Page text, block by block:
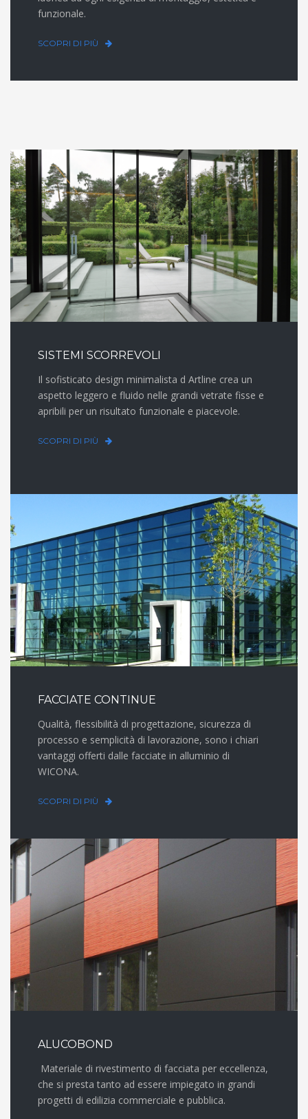
funzionale.
SCOPRI DI PIÙ
SISTEMI SCORREVOLI
Il sofisticato design minimalista d Artline crea un
aspetto leggero e fluido nelle grandi vetrate fisse e
apribili per un risultato funzionale e piacevole.
SCOPRI DI PIÙ
FACCIATE CONTINUE
Qualità, flessibilità di progettazione, sicurezza di
processo e semplicità di lavorazione, sono i chiari
vantaggi offerti dalle facciate in alluminio di
WICONA.
SCOPRI DI PIÙ
ALUCOBOND
Materiale di rivestimento di facciata per eccellenza,
che si presta tanto ad essere impiegato in grandi
progetti di edilizia commerciale e pubblica.